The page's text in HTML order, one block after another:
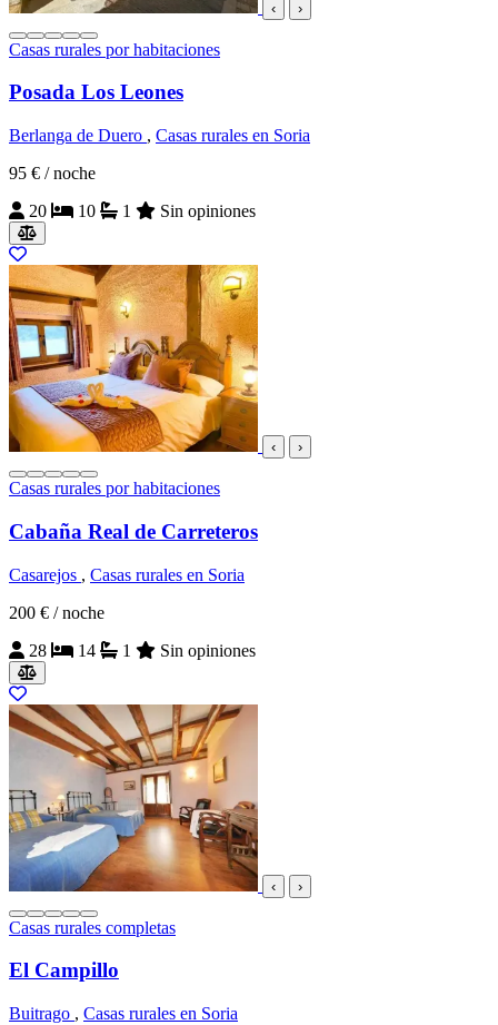
‹ ›
Casas rurales por habitaciones
Posada Los Leones
Berlanga de Duero , Casas rurales en Soria
95 € / noche
20
10 1 Sin opiniones
‹ ›
Casas rurales por habitaciones
Cabaña Real de Carreteros
Casarejos , Casas rurales en Soria
200 € / noche
28
14 1 Sin opiniones
‹ ›
Casas rurales completas
El Campillo
Buitrago , Casas rurales en Soria